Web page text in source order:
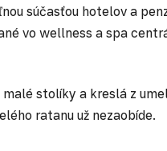
súčasťou hotelov a
vo wellness a spa
stolíky a kreslá z
ratanu už nezaobíde.